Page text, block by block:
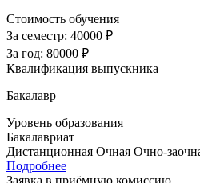
Стоимость обучения
За семестр: 40000 ₽
За год: 80000 ₽
Квалификация выпускника
Бакалавр
Уровень образования
Бакалавриат
Дистанционная Очная Очно-
Подробнее